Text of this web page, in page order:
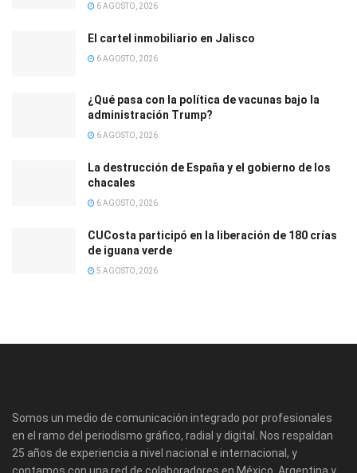
6 AGOSTO, 2026
El cartel inmobiliario en Jalisco
6 AGOSTO, 2026
¿Qué pasa con la política de vacunas bajo la
administración Trump?
6 AGOSTO, 2026
La destrucción de España y el gobierno de los
chacales
6 AGOSTO, 2026
CUCosta participó en la liberación de 180 crías
de iguana verde
5 AGOSTO, 2026
Somos un medio de comunicación integrado por profesionales
en el ramo del periodismo gráfico, radial y digital. Nos respaldan
25 años de experiencia a nivel nacional e internacional, y